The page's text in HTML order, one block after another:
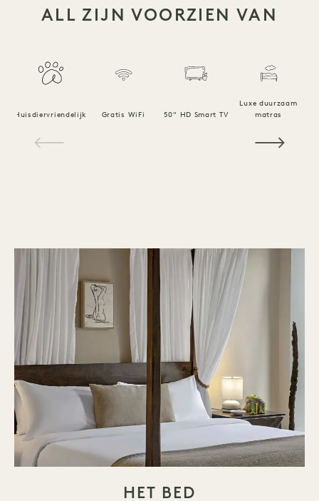
ALL ZIJN VOORZIEN VAN
Huisdiervriendelijk Gratis WiFi 50" HD Smart TV
Luxe duurzaam
matras
HET BED